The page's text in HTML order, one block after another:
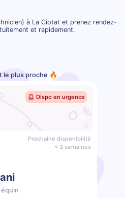
à La Ciotat et prenez rendez-
et rapidement.
le plus proche 🔥
🚨 Dispo en urgence
Prochaine disponibilité
< 3 semaines